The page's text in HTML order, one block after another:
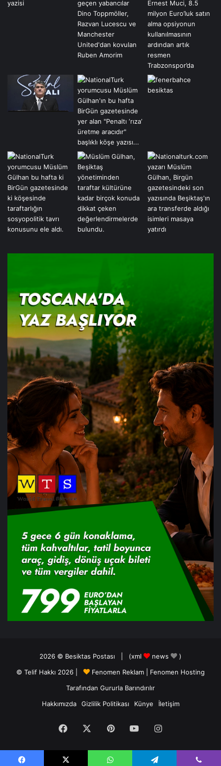
2026 © Besiktas Postası | (xml news
)
© Telif Hakkı 2026 |
Fenomen Reklam
Fenomen Hosting
Tarafından Gururla Barındırılır
Hakkımızda
Gizlilik Politikası Künye İletişim
Facebook PinterestYouTubeInstagram